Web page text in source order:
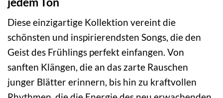
Diese einzigartige Kollektion vereint die
schönsten und inspirierendsten Songs, die den
Geist des Frühlings perfekt einfangen. Von
sanften Klängen, die an das zarte Rauschen
junger Blätter erinnern, bis hin zu kraftvollen